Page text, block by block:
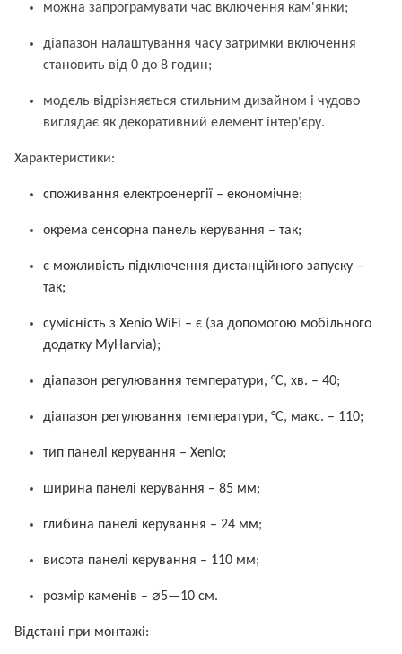
можна запрограмувати час включення кам'янки;
діапазон налаштування часу затримки включення
становить від 0 до 8 годин;
модель відрізняється стильним дизайном і чудово
виглядає як декоративний елемент інтер'єру.
Характеристики:
споживання електроенергії – економічне;
окрема сенсорна панель керування – так;
є можливість підключення дистанційного запуску –
так;
сумісність з Xenio WiFi – є (за допомогою мобільного
додатку MyHarvia);
діапазон регулювання температури, °C, хв. – 40;
діапазон регулювання температури, °C, макс. – 110;
тип панелі керування – Xenio;
ширина панелі керування – 85 мм;
глибина панелі керування – 24 мм;
висота панелі керування – 110 мм;
розмір каменів – ⌀5—10 см.
Відстані при монтажі: